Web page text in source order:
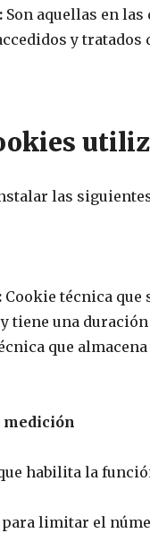
Son aquellas en
y
las
Cookie técnica
tiene una duración
que
medición
habilita la
limitar el